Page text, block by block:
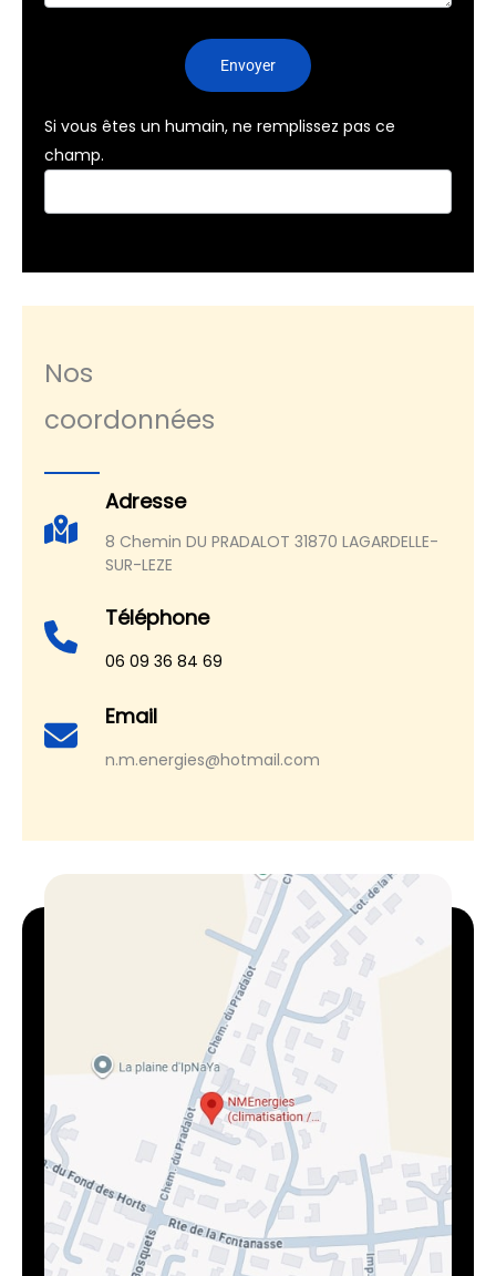
Envoyer
Si vous êtes un humain, ne remplissez pas ce
champ.
Nos
coordonnées
Adresse
8 Chemin DU PRADALOT 31870 LAGARDELLE-
SUR-LEZE
Téléphone
06 09 36 84 69
Email
n.m.energies@hotmail.com